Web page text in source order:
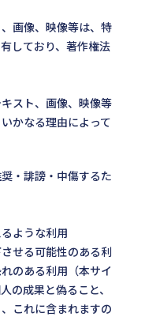
画像、映像等は、特
しており、著作権法
スト、画像、映像等
かなる理由によって
・誹謗・中傷するた
ような利用
せる可能性のある利
のある利用（本サイ
の成果と偽ること、
これに含まれますの